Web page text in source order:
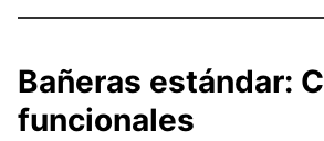
Bañeras estándar:
funcionales